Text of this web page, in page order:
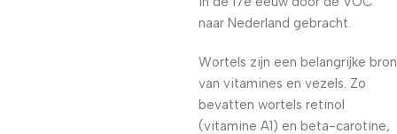
naar Nederland gebracht.
Wortels zijn een belangrijke bron
van vitamines en vezels. Zo
bevatten wortels retinol
(vitamine A1) en beta-carotine,